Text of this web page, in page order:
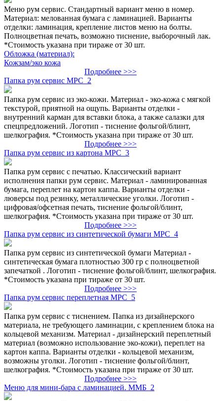
Меню рум сервис. Стандартный вариант меню в номер.
Материал: мелованная бумага с ламинацией. Варианты
отделки: ламинация, крепление листов меню на болты.
Полноцветная печать, возможно тиснение, выборочный лак.
*Стоимость указана при тираже от 30 шт.
Обложка (материал):
Кожзам/эко кожа
Подробнее >>>
Папка рум сервис МРС_2
Папка рум сервис из эко-кожи. Материал - эко-кожа с мягкой
текстурой, приятной на ощупь. Варианты отделки -
внутренний карман для вставки блока, а также салазки для
спецпредложений. Логотип - тиснение фольгой/блинт,
шелкография. *Стоимость указана при тираже от 30 шт.
Подробнее >>>
Папка рум сервис из картона МРС_3
Папка рум сервис с печатью. Классический вариант
исполнения папки рум сервис. Материал - ламинированная
бумага, переплет на картон каппа. Варианты отделки -
люверсы под резинку, металлические уголки. Логотип -
цифровая/офсетная печать, тиснение фольгой/блинт,
шелкография. *Стоимость указана при тираже от 30 шт.
Подробнее >>>
Папка рум сервис из синтетической бумаги МРС_4
Папка рум сервис из синтетической бумаги Материал -
синтетическая бумага плотностью 300 гр с полноцветной
запечаткой . Логотип - тиснение фольгой/блинт, шелкография.
*Стоимость указана при тираже от 30 шт.
Подробнее >>>
Папка рум сервис переплетная МРС_5
Папка рум сервис с тиснением. Папка из дизайнерского
материала, не требующего ламинации, с креплением блока на
кольцевой механизм. Материал - дизайнерский переплетный
материал (возможно использование эко-кожи), переплет на
картон каппа. Варианты отделки - кольцевой механизм,
возможны уголки. Логотип - тиснение фольгой/блинт,
шелкография. *Стоимость указана при тираже от 30 шт.
Подробнее >>>
Меню для мини-бара с ламинацией. ММБ_2